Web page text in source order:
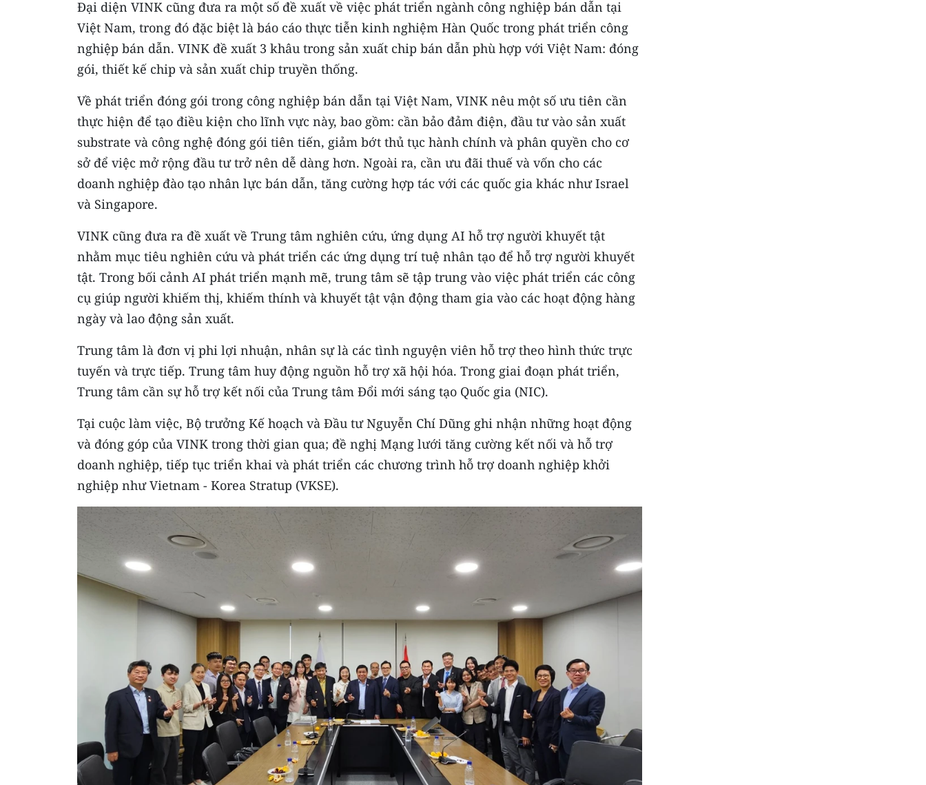
Đại diện VINK cũng đưa ra một số đề xuất về việc phát triển ngành công nghiệp bán dẫn tại
Việt Nam, trong đó đặc biệt là báo cáo thực tiễn kinh nghiệm Hàn Quốc trong phát triển công
nghiệp bán dẫn. VINK đề xuất 3 khâu trong sản xuất chip bán dẫn phù hợp với Việt Nam: đóng
gói, thiết kế chip và sản xuất chip truyền thống.
Về phát triển đóng gói trong công nghiệp bán dẫn tại Việt Nam, VINK nêu một số ưu tiên cần
thực hiện để tạo điều kiện cho lĩnh vực này, bao gồm: cần bảo đảm điện, đầu tư vào sản xuất
substrate và công nghệ đóng gói tiên tiến, giảm bớt thủ tục hành chính và phân quyền cho cơ
sở để việc mở rộng đầu tư trở nên dễ dàng hơn. Ngoài ra, cần ưu đãi thuế và vốn cho các
doanh nghiệp đào tạo nhân lực bán dẫn, tăng cường hợp tác với các quốc gia khác như Israel
và Singapore.
VINK cũng đưa ra đề xuất về Trung tâm nghiên cứu, ứng dụng AI hỗ trợ người khuyết tật
nhằm mục tiêu nghiên cứu và phát triển các ứng dụng trí tuệ nhân tạo để hỗ trợ người khuyết
tật. Trong bối cảnh AI phát triển mạnh mẽ, trung tâm sẽ tập trung vào việc phát triển các công
cụ giúp người khiếm thị, khiếm thính và khuyết tật vận động tham gia vào các hoạt động hàng
ngày và lao động sản xuất.
Trung tâm là đơn vị phi lợi nhuận, nhân sự là các tình nguyện viên hỗ trợ theo hình thức trực
tuyến và trực tiếp. Trung tâm huy động nguồn hỗ trợ xã hội hóa. Trong giai đoạn phát triển,
Trung tâm cần sự hỗ trợ kết nối của Trung tâm Đổi mới sáng tạo Quốc gia (NIC).
Tại cuộc làm việc, Bộ trưởng Kế hoạch và Đầu tư Nguyễn Chí Dũng ghi nhận những hoạt động
và đóng góp của VINK trong thời gian qua; đề nghị Mạng lưới tăng cường kết nối và hỗ trợ
doanh nghiệp, tiếp tục triển khai và phát triển các chương trình hỗ trợ doanh nghiệp khởi
nghiệp như Vietnam - Korea Stratup (VKSE).